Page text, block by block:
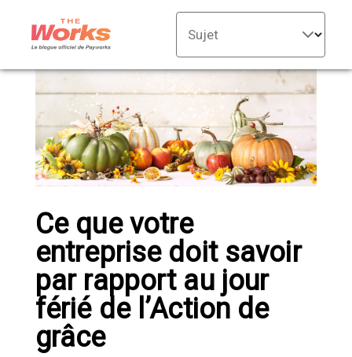
Sujet
Ce que votre
entreprise doit savoir
par rapport au jour
férié de l’Action de
grâce